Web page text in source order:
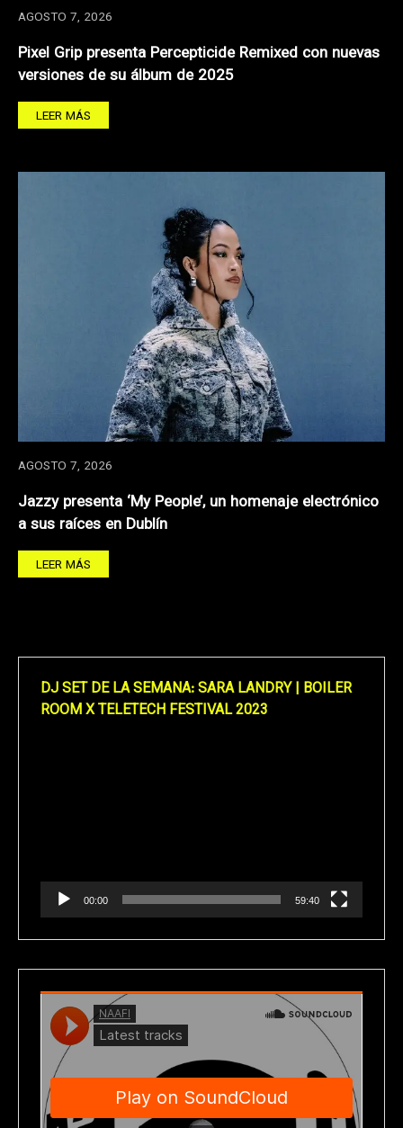
AGOSTO 7, 2026
Pixel Grip presenta Percepticide Remixed con nuevas
versiones de su álbum de 2025
LEER MÁS
AGOSTO 7, 2026
Jazzy presenta ‘My People’, un homenaje electrónico
a sus raíces en Dublín
LEER MÁS
DJ SET DE LA SEMANA: SARA LANDRY | BOILER
ROOM X TELETECH FESTIVAL 2023
00:00 59:40